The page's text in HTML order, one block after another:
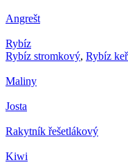
Angrešt
Rybíz
Rybíz stromkový, Rybíz
Maliny
Josta
Rakytník řešetlákový
Kiwi